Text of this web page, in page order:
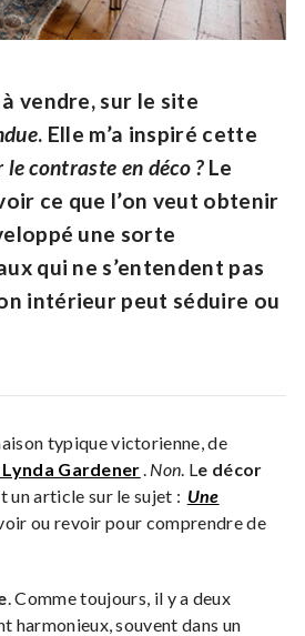
vendre, sur le site
. Elle m’a inspiré cette
contraste en déco ?Le
ce que l’on veut obtenir
une sorte
qui ne s’entendent pas
intérieur peut séduire ou
typique victorienne, de
Gardener. Non. Le décor
un article sur le sujet : Une
ou revoir pour comprendre de
. Comme toujours, il y a deux
harmonieux, souvent dans un